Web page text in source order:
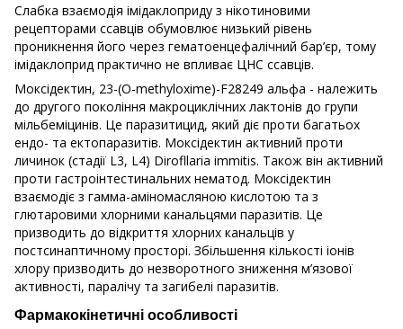
Слабка взаємодія імідаклоприду з нікотиновими
рецепторами ссавців обумовлює низький рівень
проникнення його через гематоенцефалічний бар’єр, тому
імідаклоприд практично не впливає ЦНС ссавців.
Моксідектин, 23-(О-methyloxime)-F28249 альфа - належить
до другого покоління макроциклічних лактонів до групи
мільбеміцинів. Це паразитицид, який діє проти багатьох
ендо- та ектопаразитів. Моксідектин активний проти
личинок (стадії L3, L4) Dirofllaria immitis. Також він активний
проти гастроінтестинальних нематод. Моксідектин
взаємодіє з гамма-аміномасляною кислотою та з
глютаровими хлорними канальцями паразитів. Це
призводить до відкриття хлорних канальців у
постсинаптичному просторі. Збільшення кількості іонів
хлору призводить до незворотного зниження м’язової
активності, паралічу та загибелі паразитів.
Фармакокінетичні особливості